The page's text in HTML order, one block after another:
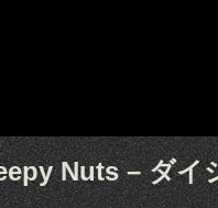
Nuts – ダイ